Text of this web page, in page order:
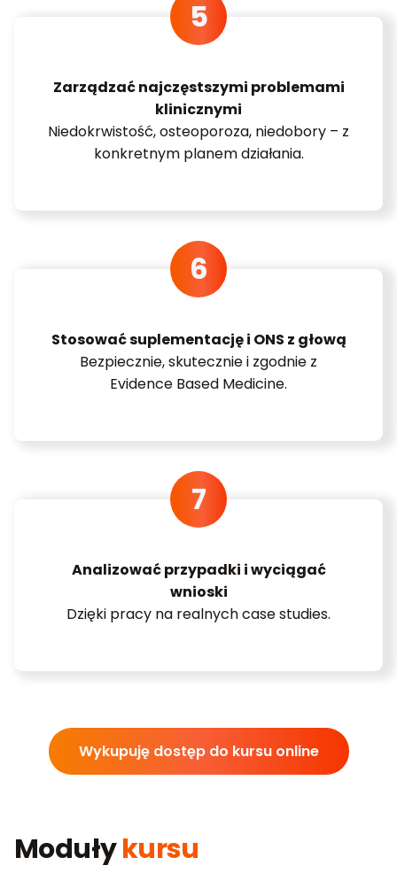
Zarządzać najczęstszymi problemami
klinicznymi
Niedokrwistość, osteoporoza, niedobory – z
konkretnym planem działania.
Stosować suplementację i ONS z głową
Bezpiecznie, skutecznie i zgodnie z
Evidence Based Medicine.
Analizować przypadki i wyciągać
wnioski
Dzięki pracy na realnych case studies.
Wykupuję dostęp do kursu online
Modułykursu